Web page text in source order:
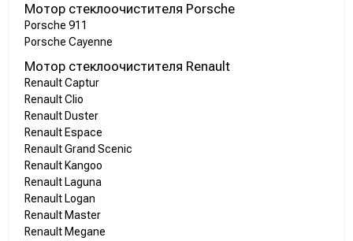
Мотор стеклоочистителя Porsche
Porsche 911
Porsche Cayenne
Мотор стеклоочистителя Renault
Renault Captur
Renault Clio
Renault Duster
Renault Espace
Renault Grand Scenic
Renault Kangoo
Renault Laguna
Renault Logan
Renault Master
Renault Megane